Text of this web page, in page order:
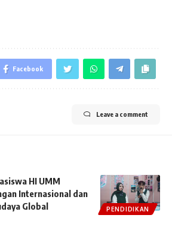
Facebook
Leave a comment
PENDIDIKAN
HI UMM
Internasional dan
Global